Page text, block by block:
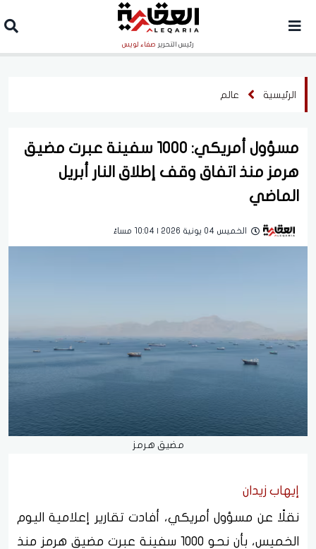
رئيس التحرير صفاء لويس
الرئيسية عالم
مسؤول أمريكي: 1000 سفينة عبرت مضيق
هرمز منذ اتفاق وقف إطلاق النار أبريل
الماضي
الخميس 04 يونية 2026 | 10:04 مساءً
مضيق هرمز
إيهاب زيدان
نقلًا عن مسؤول أمريكي، أفادت تقارير إعلامية اليوم
الخميس، بأن نحو 1000 سفينة عبرت مضيق هرمز منذ